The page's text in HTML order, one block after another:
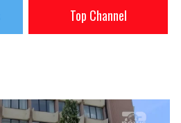
Top Channel